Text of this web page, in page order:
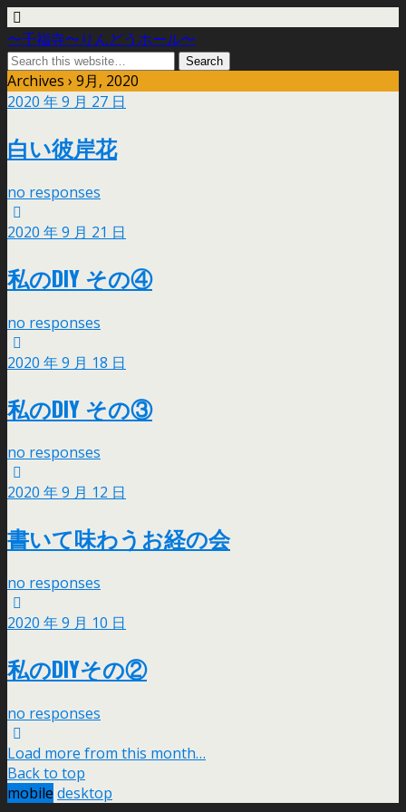
〜千福寺〜りんどうホール〜
Archives › 9月, 2020
2020 年 9 月 27 日
白い彼岸花
no responses
2020 年 9 月 21 日
私のDIY その④
no responses
2020 年 9 月 18 日
私のDIY その③
no responses
2020 年 9 月 12 日
書いて味わうお経の会
no responses
2020 年 9 月 10 日
私のDIYその②
no responses
Load more from this month…
Back to top
mobile desktop